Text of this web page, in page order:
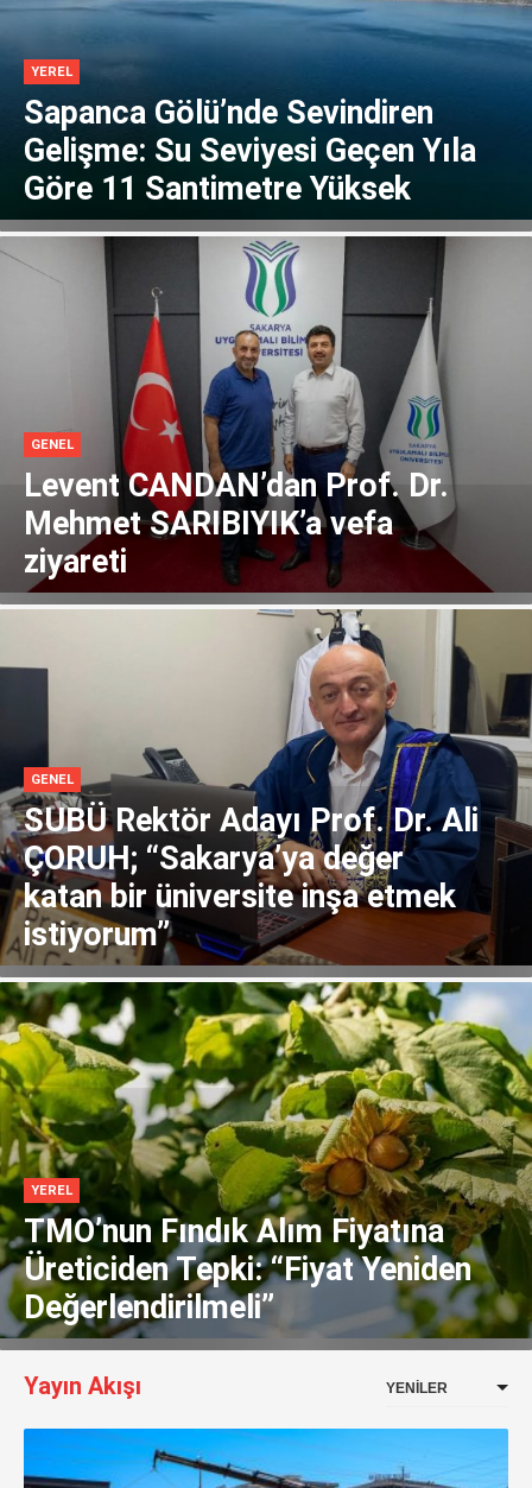
YEREL
Sapanca Gölü’nde Sevindiren
Gelişme: Su Seviyesi Geçen Yıla
Göre 11 Santimetre Yüksek
GENEL
Levent CANDAN’dan Prof. Dr.
Mehmet SARIBIYIK’a vefa
ziyareti
GENEL
SUBÜ Rektör Adayı Prof. Dr. Ali
ÇORUH; “Sakarya’ya değer
katan bir üniversite inşa etmek
istiyorum”
YEREL
TMO’nun Fındık Alım Fiyatına
Üreticiden Tepki: “Fiyat Yeniden
Değerlendirilmeli”
Yayın Akışı